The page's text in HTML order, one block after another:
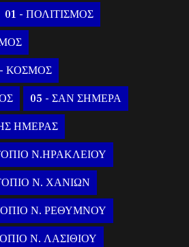
01 - ΠΟΛΙΤΙΣΜΟΣ
ΚΟΣΜΟΣ
05 - ΣΑΝ ΣΗΜΕΡΑ
ΗΜΕΡΑΣ
Ν.ΗΡΑΚΛΕΙΟΥ
Ν. ΧΑΝΙΩΝ
Ν. ΡΕΘΥΜΝΟΥ
Ν. ΛΑΣΙΘΙΟΥ